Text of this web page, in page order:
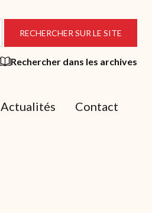
Rechercher dans les archives
Actualités Contact